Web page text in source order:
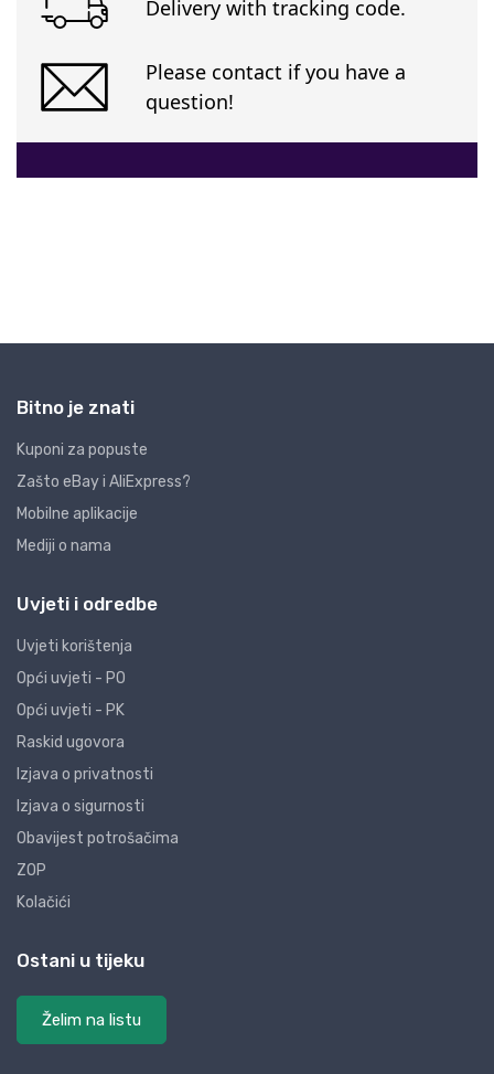
Bitno je znati
Kuponi za popuste
Zašto eBay i AliExpress?
Mobilne aplikacije
Mediji o nama
Uvjeti i odredbe
Uvjeti korištenja
Opći uvjeti - PO
Opći uvjeti - PK
Raskid ugovora
Izjava o privatnosti
Izjava o sigurnosti
Obavijest potrošačima
ZOP
Kolačići
Ostani u tijeku
Želim na listu